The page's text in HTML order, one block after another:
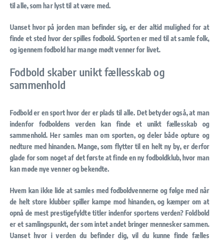
til alle, som har lyst til at være med.
Uanset hvor på jorden man befinder sig, er der altid mulighed for at
finde et sted hvor der spilles fodbold. Sporten er med til at samle folk,
og igennem fodbold har mange mødt venner for livet.
Fodbold skaber unikt fællesskab og
sammenhold
Fodbold er en sport hvor der er plads til alle. Det betyder også, at man
indenfor fodboldens verden kan finde et unikt fællesskab og
sammenhold. Her samles man om sporten, og deler både opture og
nedture med hinanden. Mange, som flytter til en helt ny by, er derfor
glade for som noget af det første at finde en ny fodboldklub, hvor man
kan møde nye venner og bekendte.
Hvem kan ikke lide at samles med fodboldvennerne og følge med når
de helt store klubber spiller kampe mod hinanden, og kæmper om at
opnå de mest prestigefyldte titler indenfor sportens verden? Foldbold
er et samlingspunkt, der som intet andet bringer mennesker sammen.
Uanset hvor i verden du befinder dig, vil du kunne finde fælles